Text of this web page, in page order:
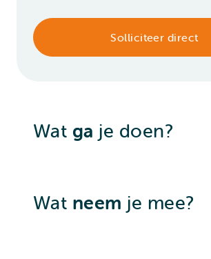
Solliciteer direct
Wat ga je doen?
Wat neem je mee?